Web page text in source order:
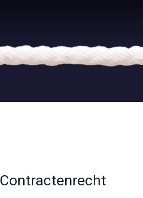
Contractenrecht